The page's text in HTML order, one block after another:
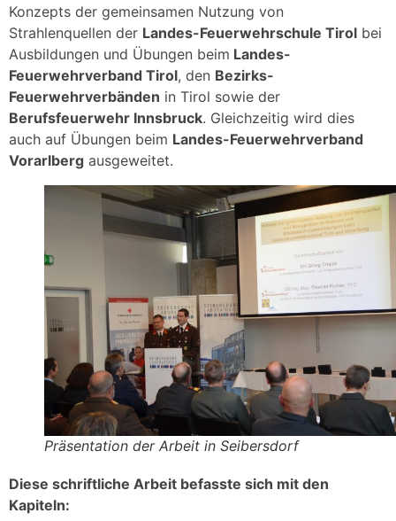
Konzepts der gemeinsamen Nutzung von
Strahlenquellen der Landes-Feuerwehrschule Tirol bei
Ausbildungen und Übungen beim Landes-
Feuerwehrverband Tirol, den Bezirks-
Feuerwehrverbänden in Tirol sowie der
Berufsfeuerwehr Innsbruck. Gleichzeitig wird dies
auch auf Übungen beim Landes-Feuerwehrverband
Vorarlberg ausgeweitet.
Präsentation der Arbeit in Seibersdorf
Diese schriftliche Arbeit befasste sich mit den
Kapiteln: